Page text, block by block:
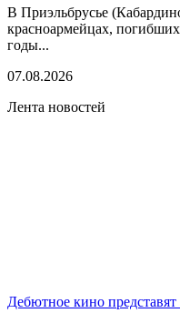
В Приэльбрусье
красноармейцах,
годы...
07.08.2026
Лента новостей
Дебютное кино представят